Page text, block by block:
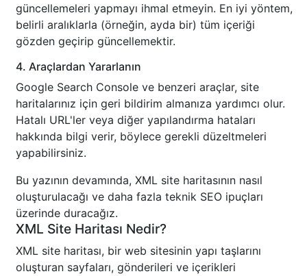
güncellemeleri yapmayı ihmal etmeyin. En iyi yöntem,
belirli aralıklarla (örneğin, ayda bir) tüm içeriği
gözden geçirip güncellemektir.
4. Araçlardan Yararlanın
Google Search Console ve benzeri araçlar, site
haritalarınız için geri bildirim almanıza yardımcı olur.
Hatalı URL'ler veya diğer yapılandırma hataları
hakkında bilgi verir, böylece gerekli düzeltmeleri
yapabilirsiniz.
Bu yazının devamında, XML site haritasının nasıl
oluşturulacağı ve daha fazla teknik SEO ipuçları
üzerinde duracağız.
XML Site Haritası Nedir?
XML site haritası, bir web sitesinin yapı taşlarını
oluşturan sayfaları, gönderileri ve içerikleri